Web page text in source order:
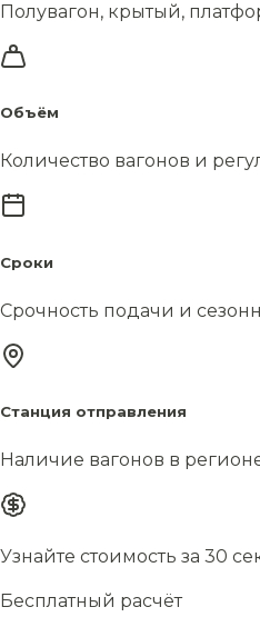
Полувагон, крытый,
Объём
Количество вагонов и
Сроки
Срочность подачи и
Станция отправления
Наличие вагонов в
Узнайте стоимость за 30
Бесплатный расчёт